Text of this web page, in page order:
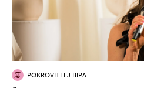
POKROVITELJ BIPA